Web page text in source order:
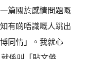
篇關於感情問題嘅
有啲唔識嘅人跳出
同情」。我就心